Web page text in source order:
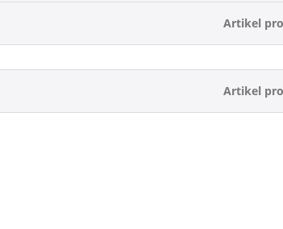
Artikel
Artikel